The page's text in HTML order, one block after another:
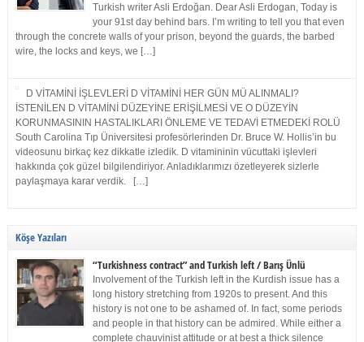
Turkish writer Asli Erdoğan. Dear Asli Erdogan, Today is
your 91st day behind bars. I’m writing to tell you that even
through the concrete walls of your prison, beyond the guards, the barbed
wire, the locks and keys, we […]
D VİTAMİNİ İŞLEVLERİ D VİTAMİNİ HER GÜN MÜ ALINMALI?
İSTENİLEN D VİTAMİNİ DÜZEYİNE ERİŞİLMESİ VE O DÜZEYİN
KORUNMASININ HASTALIKLARI ÖNLEME VE TEDAVİ ETMEDEKİ ROLÜ
South Carolina Tıp Üniversitesi profesörlerinden Dr. Bruce W. Hollis’in bu
videosunu birkaç kez dikkatle izledik. D vitamininin vücuttaki işlevleri
hakkında çok güzel bilgilendiriyor. Anladıklarımızı özetleyerek sizlerle
paylaşmaya karar verdik. […]
Köşe Yazıları
“Turkishness contract” and Turkish left / Barış Ünlü
Involvement of the Turkish left in the Kurdish issue has a
long history stretching from 1920s to present. And this
history is not one to be ashamed of. In fact, some periods
and people in that history can be admired. While either a
complete chauvinist attitude or at best a thick silence